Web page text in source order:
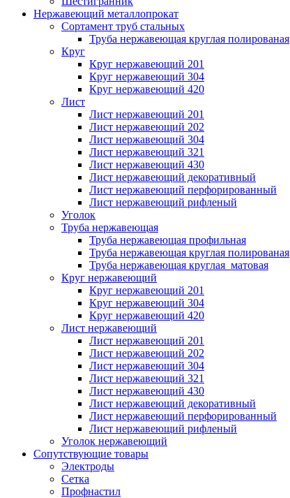
Нержавеющий металлопрокат
Сортамент труб стальных
Труба нержавеющая круглая полированая
Круг
Круг нержавеющий 201
Круг нержавеющий 304
Круг нержавеющий 420
Лист
Лист нержавеющий 201
Лист нержавеющий 202
Лист нержавеющий 304
Лист нержавеющий 321
Лист нержавеющий 430
Лист нержавеющий декоративный
Лист нержавеющий перфорированный
Лист нержавеющий рифленый
Уголок
Труба нержавеющая
Труба нержавеющая профильная
Труба нержавеющая круглая полированая
Труба нержавеющая круглая матовая
Круг нержавеющий
Круг нержавеющий 201
Круг нержавеющий 304
Круг нержавеющий 420
Лист нержавеющий
Лист нержавеющий 201
Лист нержавеющий 202
Лист нержавеющий 304
Лист нержавеющий 321
Лист нержавеющий 430
Лист нержавеющий декоративный
Лист нержавеющий перфорированный
Лист нержавеющий рифленый
Уголок нержавеющий
Cопутствующие товары
Электроды
Сетка
Профнастил